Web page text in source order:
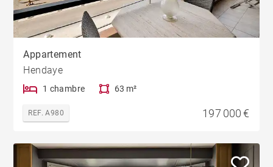
Appartement
Hendaye
1 chambre 63 m²
REF. A980 197 000 €